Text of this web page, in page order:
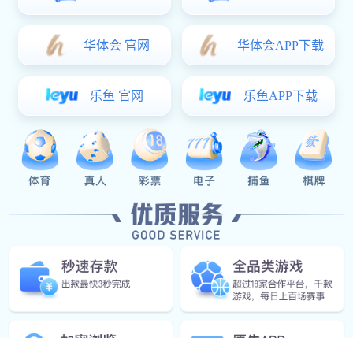
手板模型
非标零件定制
咨询热线
产品简介